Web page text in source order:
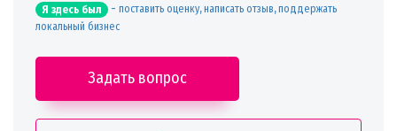
Я здесь был - поставить оценку, написать отзыв, поддержать
локальный бизнес
Задать вопрос